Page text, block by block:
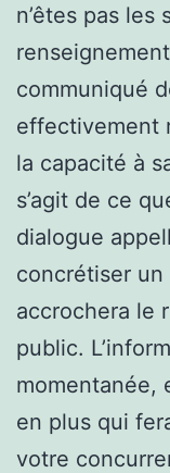
n’êtes pas
communiqué
effectivement
la capacité à
s’agit de ce
dialogue
concrétiser un
accrochera le
public.
momentanée,
en plus qui
votre